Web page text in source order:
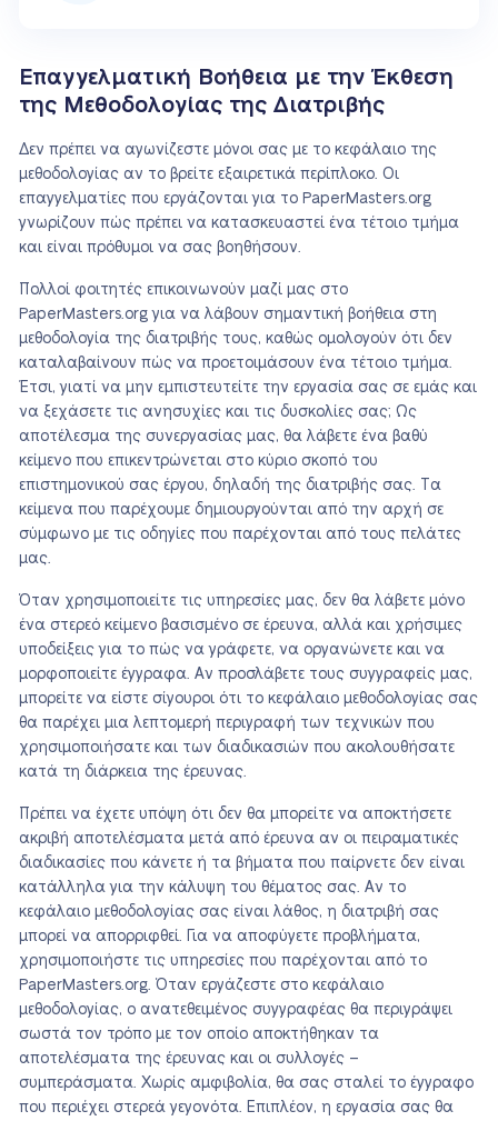
Επαγγελματική Βοήθεια με την Έκθεση
της Μεθοδολογίας της Διατριβής
Δεν πρέπει να αγωνίζεστε μόνοι σας με το κεφάλαιο της
μεθοδολογίας αν το βρείτε εξαιρετικά περίπλοκο. Οι
επαγγελματίες που εργάζονται για το PaperMasters.org
γνωρίζουν πώς πρέπει να κατασκευαστεί ένα τέτοιο τμήμα
και είναι πρόθυμοι να σας βοηθήσουν.
Πολλοί φοιτητές επικοινωνούν μαζί μας στο
PaperMasters.org για να λάβουν σημαντική βοήθεια στη
μεθοδολογία της διατριβής τους, καθώς ομολογούν ότι δεν
καταλαβαίνουν πώς να προετοιμάσουν ένα τέτοιο τμήμα.
Έτσι, γιατί να μην εμπιστευτείτε την εργασία σας σε εμάς και
να ξεχάσετε τις ανησυχίες και τις δυσκολίες σας; Ως
αποτέλεσμα της συνεργασίας μας, θα λάβετε ένα βαθύ
κείμενο που επικεντρώνεται στο κύριο σκοπό του
επιστημονικού σας έργου, δηλαδή της διατριβής σας. Τα
κείμενα που παρέχουμε δημιουργούνται από την αρχή σε
σύμφωνο με τις οδηγίες που παρέχονται από τους πελάτες
μας.
Όταν χρησιμοποιείτε τις υπηρεσίες μας, δεν θα λάβετε μόνο
ένα στερεό κείμενο βασισμένο σε έρευνα, αλλά και χρήσιμες
υποδείξεις για το πώς να γράφετε, να οργανώνετε και να
μορφοποιείτε έγγραφα. Αν προσλάβετε τους συγγραφείς μας,
μπορείτε να είστε σίγουροι ότι το κεφάλαιο μεθοδολογίας σας
θα παρέχει μια λεπτομερή περιγραφή των τεχνικών που
χρησιμοποιήσατε και των διαδικασιών που ακολουθήσατε
κατά τη διάρκεια της έρευνας.
Πρέπει να έχετε υπόψη ότι δεν θα μπορείτε να αποκτήσετε
ακριβή αποτελέσματα μετά από έρευνα αν οι πειραματικές
διαδικασίες που κάνετε ή τα βήματα που παίρνετε δεν είναι
κατάλληλα για την κάλυψη του θέματος σας. Αν το
κεφάλαιο μεθοδολογίας σας είναι λάθος, η διατριβή σας
μπορεί να απορριφθεί. Για να αποφύγετε προβλήματα,
χρησιμοποιήστε τις υπηρεσίες που παρέχονται από το
PaperMasters.org. Όταν εργάζεστε στο κεφάλαιο
μεθοδολογίας, ο ανατεθειμένος συγγραφέας θα περιγράψει
σωστά τον τρόπο με τον οποίο αποκτήθηκαν τα
αποτελέσματα της έρευνας και οι συλλογές –
συμπεράσματα. Χωρίς αμφιβολία, θα σας σταλεί το έγγραφο
που περιέχει στερεά γεγονότα. Επιπλέον, η εργασία σας θα